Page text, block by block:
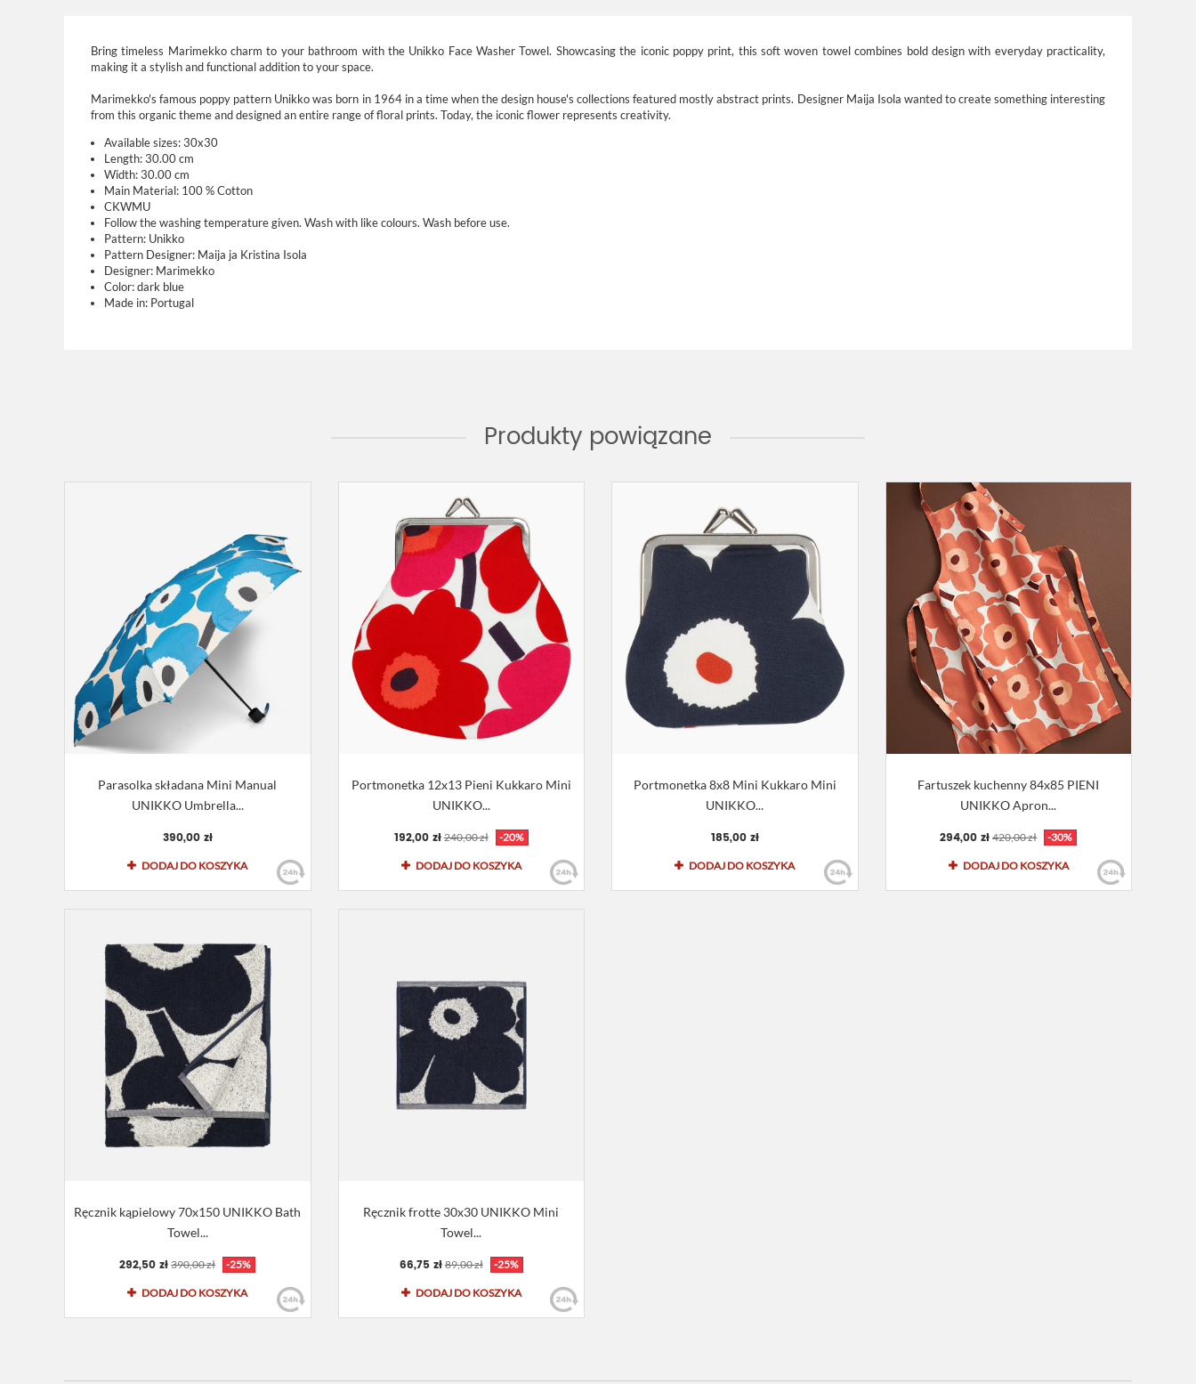
Bring timeless Marimekko charm to your bathroom with the Unikko Face Washer Towel. Showcasing the iconic poppy print, this soft woven towel combines bold design with everyday practicality,
making it a stylish and functional addition to your space.
Marimekko's famous poppy pattern Unikko was born in 1964 in a time when the design house's collections featured mostly abstract prints. Designer Maija Isola wanted to create something interesting
from this organic theme and designed an entire range of floral prints. Today, the iconic flower represents creativity.
Available sizes:30x30
Length:30.00 cm
Width:30.00 cm
Main Material: 100 % Cotton
CKWMU
Follow the washing temperature given. Wash with like colours. Wash before use.
Pattern: Unikko
Pattern Designer: Maija ja Kristina Isola
Designer: Marimekko
Color:dark blue
Made in: Portugal
Produkty powiązane
Parasolka składana Mini Manual
UNIKKO Umbrella...
390,00 zł
DODAJ DO KOSZYKA
Portmonetka 12x13 Pieni Kukkaro Mini
UNIKKO...
192,00 zł 240,00 zł -20%
DODAJ DO KOSZYKA
Portmonetka 8x8 Mini Kukkaro Mini
UNIKKO...
185,00 zł
DODAJ DO KOSZYKA
Fartuszek kuchenny 84x85 PIENI
UNIKKO Apron...
294,00 zł 420,00 zł -30%
DODAJ DO KOSZYKA
Ręcznik kąpielowy 70x150 UNIKKO Bath
Towel...
292,50 zł 390,00 zł -25%
DODAJ DO KOSZYKA
Ręcznik frotte 30x30 UNIKKO Mini
Towel...
66,75 zł 89,00 zł -25%
DODAJ DO KOSZYKA